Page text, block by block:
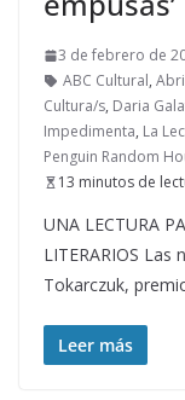
3 de febrero de
ABC Cultural,
Cultura/s, Daria
Impedimenta, La
Penguin Random
13 minutos de
UNA LECTURA
LITERARIOS
Tokarczuk,
Leer más